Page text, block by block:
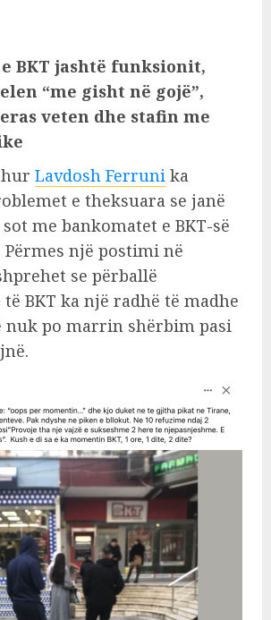
BKT jashtë funksionit,
“me gisht në gojë”,
veten dhe stafin me
Lavdosh Ferruni ka
e theksuara se janë
me bankomatet e BKT-së
një postimi në
se përballë
BKT ka një radhë të madhe
nuk po marrin shërbim pasi